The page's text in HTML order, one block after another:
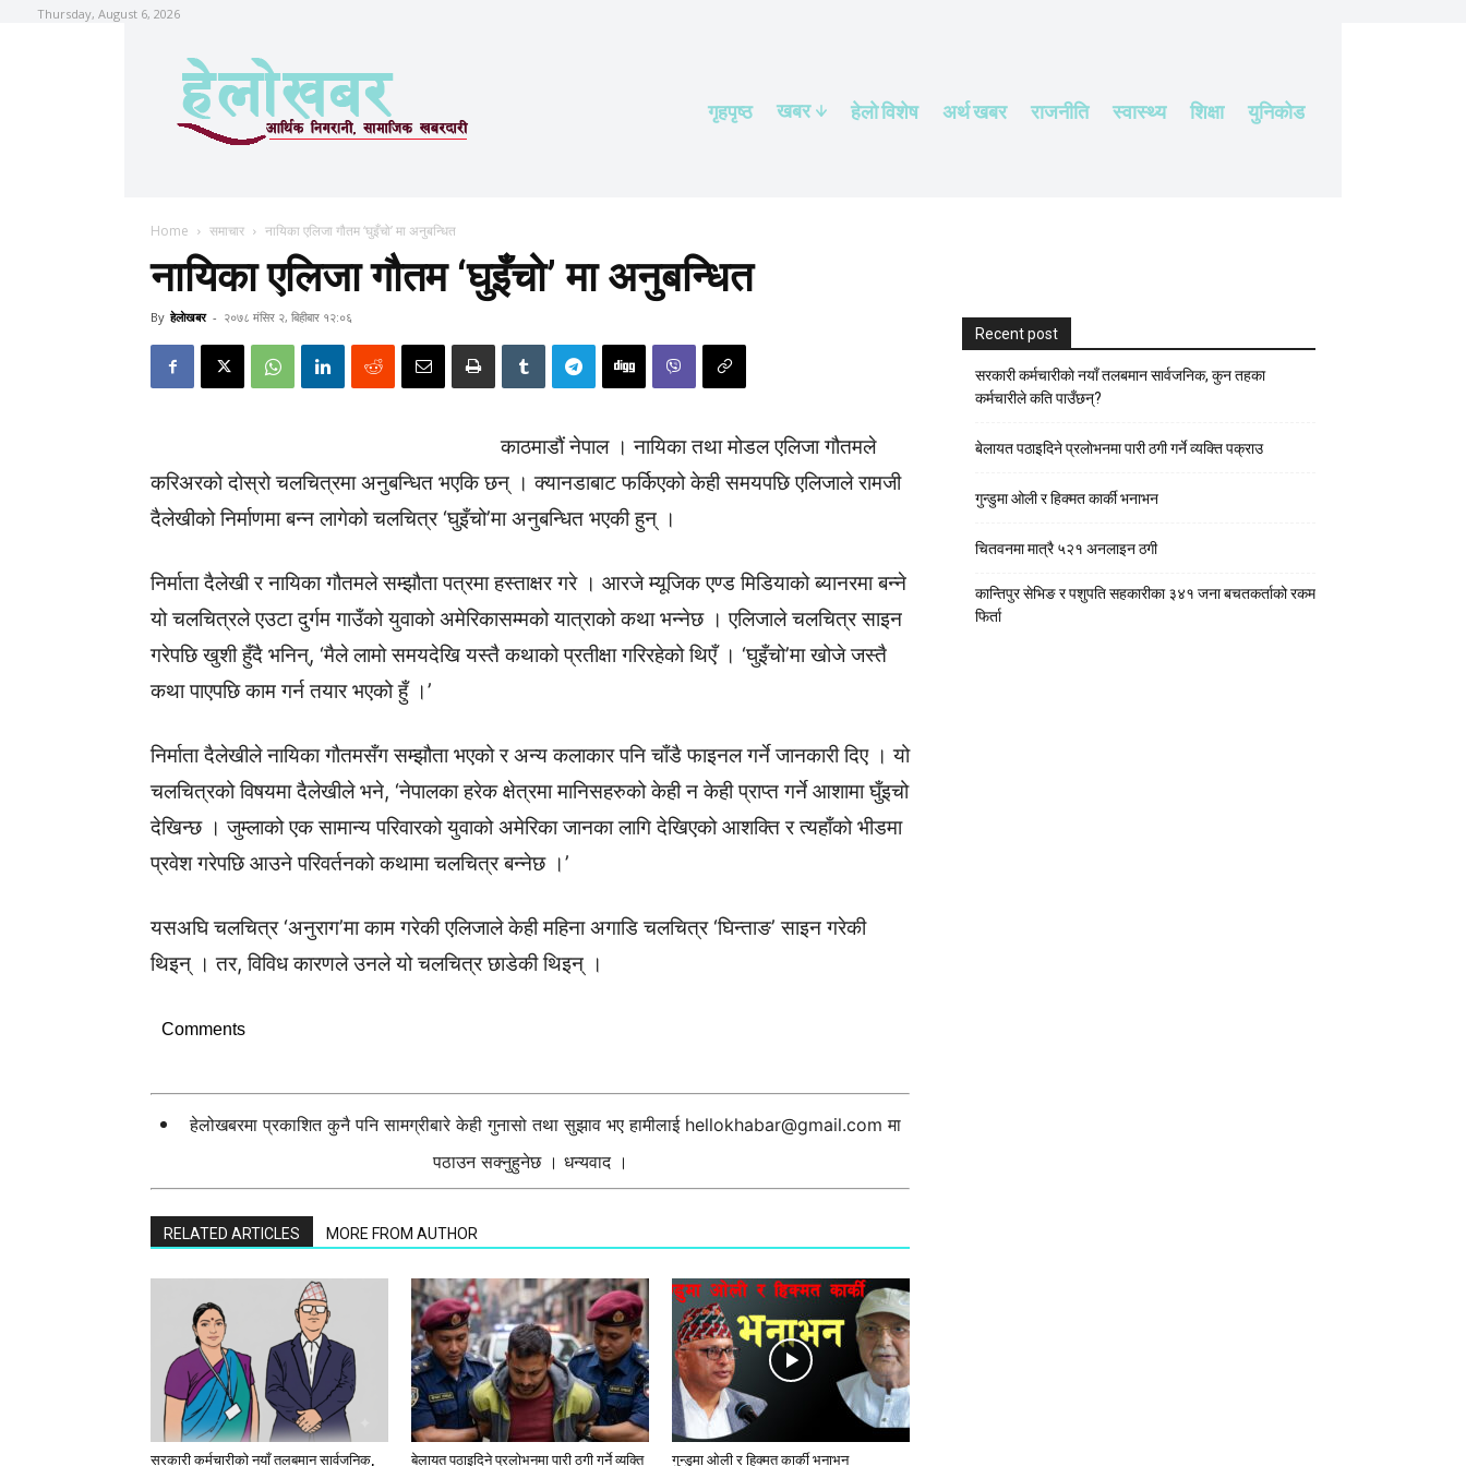
Thursday, August 6, 2026
गृहपृष्ठ खबर हेलाे विशेष अर्थ खबर राजनीति स्वास्थ्य शिक्षा युनिकोड
Home समाचार नायिका एलिजा गौतम ‘घुइँचो’ मा अनुबन्धित
नायिका एलिजा गौतम ‘घुइँचो’ मा अनुबन्धित
By हेलाेखबर - २०७८ मंसिर २, बिहीबार १२:०६
काठमाडौं नेपाल । नायिका तथा मोडल एलिजा गौतमले
करिअरको दोस्रो चलचित्रमा अनुबन्धित भएकि छन् । क्यानडाबाट फर्किएको केही समयपछि एलिजाले रामजी
दैलेखीको निर्माणमा बन्न लागेको चलचित्र ‘घुइँचो’मा अनुबन्धित भएकी हुन् ।
निर्माता दैलेखी र नायिका गौतमले सम्झौता पत्रमा हस्ताक्षर गरे । आरजे म्यूजिक एण्ड मिडियाको ब्यानरमा बन्ने
यो चलचित्रले एउटा दुर्गम गाउँको युवाको अमेरिकासम्मको यात्राको कथा भन्नेछ । एलिजाले चलचित्र साइन
गरेपछि खुशी हुँदै भनिन्, ‘मैले लामो समयदेखि यस्तै कथाको प्रतीक्षा गरिरहेको थिएँ । ‘घुइँचो’मा खोजे जस्तै
कथा पाएपछि काम गर्न तयार भएको हुँ ।’
निर्माता दैलेखीले नायिका गौतमसँग सम्झौता भएको र अन्य कलाकार पनि चाँडै फाइनल गर्ने जानकारी दिए । यो
चलचित्रको विषयमा दैलेखीले भने, ‘नेपालका हरेक क्षेत्रमा मानिसहरुको केही न केही प्राप्त गर्ने आशामा घुँइचो
देखिन्छ । जुम्लाको एक सामान्य परिवारको युवाको अमेरिका जानका लागि देखिएको आशक्ति र त्यहाँको भीडमा
प्रवेश गरेपछि आउने परिवर्तनको कथामा चलचित्र बन्नेछ ।’
यसअघि चलचित्र ‘अनुराग’मा काम गरेकी एलिजाले केही महिना अगाडि चलचित्र ‘घिन्ताङ’ साइन गरेकी
थिइन् । तर, विविध कारणले उनले यो चलचित्र छाडेकी थिइन् ।
Comments
हेलोखबरमा प्रकाशित कुनै पनि सामग्रीबारे केही गुनासो तथा सुझाव भए हामीलाई hellokhabar@gmail.com मा
पठाउन सक्नुहुनेछ । धन्यवाद ।
RELATED ARTICLES MORE FROM AUTHOR
सरकारी कर्मचारीकाे नयाँ तलबमान सार्वजनिक, बेलायत पठाइदिने प्रलाेभनमा पारी ठगी गर्ने व्यक्ति गुन्डुमा ओली र हिक्मत कार्की भनाभन
Recent post
सरकारी कर्मचारीकाे नयाँ तलबमान सार्वजनिक, कुन तहका
कर्मचारीले कति पाउँछन्?
बेलायत पठाइदिने प्रलाेभनमा पारी ठगी गर्ने व्यक्ति पक्राउ
गुन्डुमा ओली र हिक्मत कार्की भनाभन
चितवनमा मात्रै ५२१ अनलाइन ठगी
कान्तिपुर सेभिङ र पशुपति सहकारीका ३४१ जना बचतकर्ताको रकम
फिर्ता